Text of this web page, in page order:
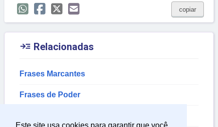
copiar
 Relacionadas
Frases Marcantes
Frases de Poder